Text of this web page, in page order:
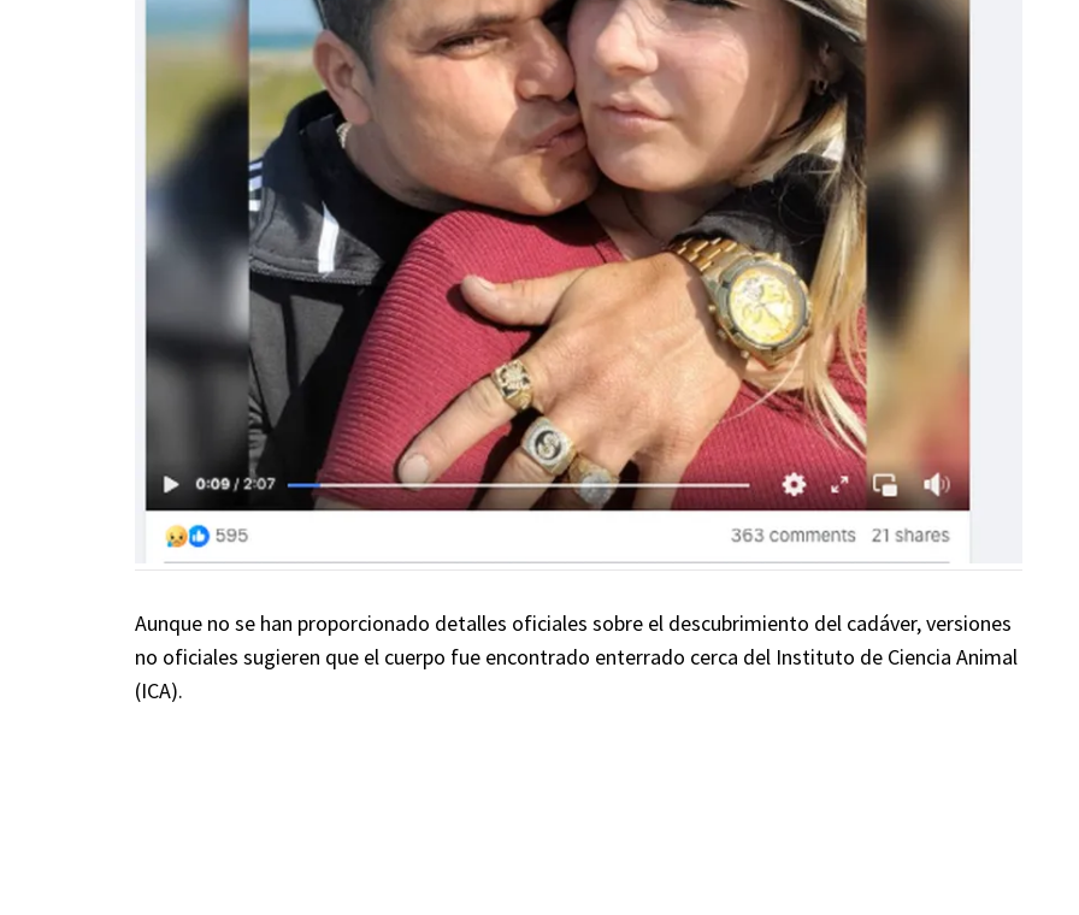
Aunque no se han proporcionado detalles oficiales sobre el descubrimiento del cadáver, versiones
no oficiales sugieren que el cuerpo fue encontrado enterrado cerca del Instituto de Ciencia Animal
(ICA).